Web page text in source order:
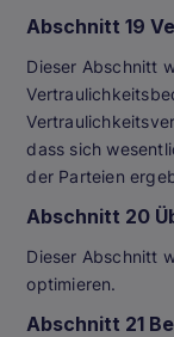
Abschnitt 19
Dieser Abschnitt
dass sich
der Parteien
Abschnitt 20
Dieser Abschnitt
optimieren.
Abschnitt 21